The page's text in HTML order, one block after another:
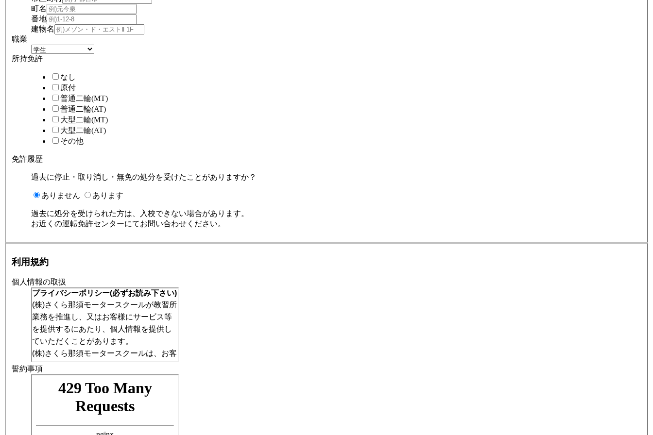
町名
番地
建物名
職業
所持免許
なし
原付
普通二輪(MT)
普通二輪(AT)
大型二輪(MT)
大型二輪(AT)
その他
免許履歴
過去に停止・取り消し・無免の処分を受けたことがありますか？
ありません あります
過去に処分を受けられた方は、入校できない場合があります。
お近くの運転免許センターにてお問い合わせください。
利用規約
個人情報の取扱
誓約事項